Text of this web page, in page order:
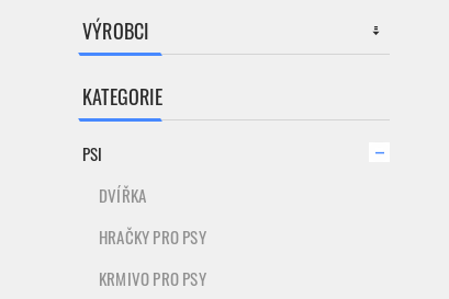
VÝROBCI
KATEGORIE
PSI
DVÍŘKA
HRAČKY PRO PSY
KRMIVO PRO PSY